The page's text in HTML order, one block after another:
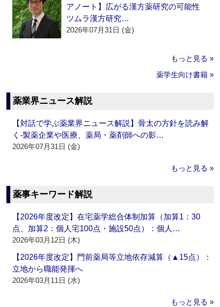
アノート】広がる漢方薬研究の可能性
ツムラ漢方研究…
2026年07月31日 (金)
もっと見る »
薬学生向け書籍 »
薬業界ニュース解説
【対話で学ぶ薬業界ニュース解説】骨太の方針を読み解
く‐製薬企業や医療、薬局・薬剤師への影…
2026年07月31日 (金)
もっと見る »
薬事キーワード解説
【2026年度改定】在宅薬学総合体制加算（加算1：30
点、加算2：個人宅100点・施設50点）：個人…
2026年03月12日 (木)
【2026年度改定】門前薬局等立地依存減算（▲15点）：
立地から職能発揮へ
2026年03月11日 (水)
もっと見る »